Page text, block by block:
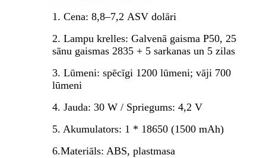
1. Cena: 8,8–7,2 ASV dolāri
2. Lampu krelles: Galvenā gaisma P50, 25
sānu gaismas 2835 + 5 sarkanas un 5 zilas
3. Lūmeni: spēcīgi 1200 lūmeni; vāji 700
lūmeni
4. Jauda: 30 W / Spriegums: 4,2 V
5. Akumulators: 1 * 18650 (1500 mAh)
6.Materiāls: ABS, plastmasa